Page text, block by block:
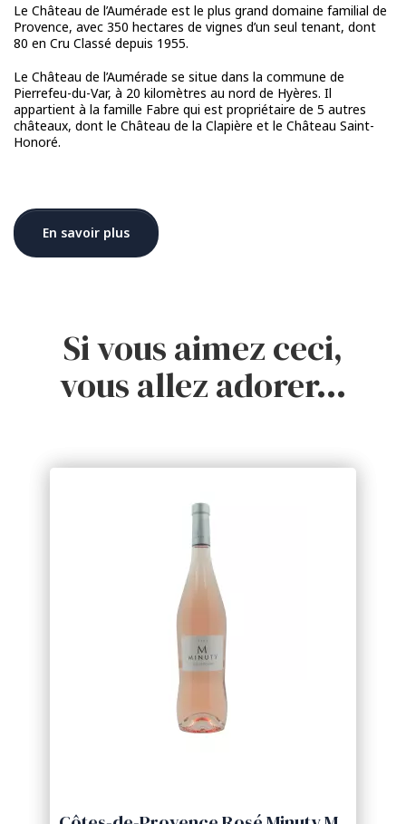
Le Château de l’Aumérade est le plus grand domaine familial de
Provence, avec 350 hectares de vignes d’un seul tenant, dont
80 en Cru Classé depuis 1955.
Le Château de l’Aumérade se situe dans la commune de
Pierrefeu-du-Var, à 20 kilomètres au nord de Hyères. Il
appartient à la famille Fabre qui est propriétaire de 5 autres
châteaux, dont le Château de la Clapière et le Château Saint-
Honoré.
En savoir plus
Si vous aimez ceci,
vous allez adorer…